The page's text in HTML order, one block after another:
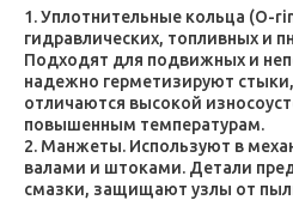
Уплотнительные кольца (O-
гидравлических, топливных и
Подходят для подвижных и
надежно герметизируют
отличаются высокой
повышенным температурам.
Манжеты. Используют в
валами и штоками. Детали
смазки, защищают узлы от